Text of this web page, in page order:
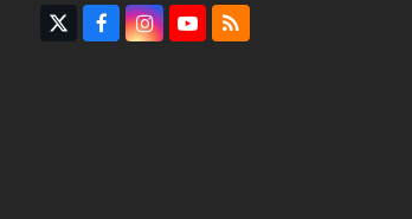
TwitterFacebookInstagram
YouTube
RSS